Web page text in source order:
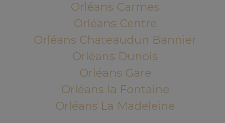
Orléans Carmes
Orléans Centre
Orléans Chateaudun Bannier
Orléans Dunois
Orléans Gare
Orléans la Fontaine
Orléans La Madeleine